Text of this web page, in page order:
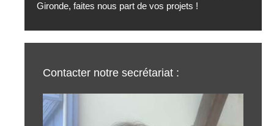
Gironde, faites nous part de vos projets !
Contacter notre secrétariat :